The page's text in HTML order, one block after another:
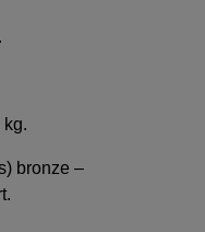
kg.
bronze –